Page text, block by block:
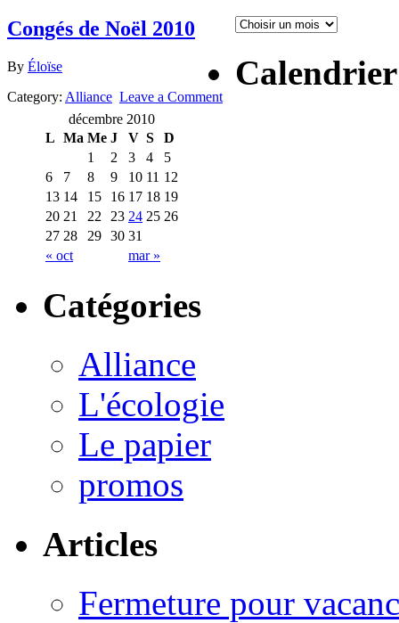
Congés de Noël 2010
By Éloïse
Category: Alliance Leave a Comment
Calendrier
décembre 2010
L Ma Me J V S D
« oct mar »
1 2 3 4
5
6
7 8 9 10 11 12
13 14 15 16 17 18 19
20 21 22 23 24 25 26
27 28 29 30 31
Catégories
Alliance
L'écologie
Le papier
promos
Articles
Fermeture pour